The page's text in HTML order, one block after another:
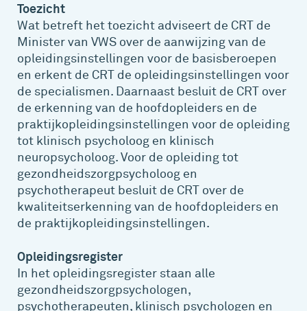
Toezicht
Wat betreft het toezicht adviseert de CRT de
Minister van VWS over de aanwijzing van de
opleidingsinstellingen voor de basisberoepen
en erkent de CRT de opleidingsinstellingen voor
de specialismen. Daarnaast besluit de CRT over
de erkenning van de hoofdopleiders en de
praktijkopleidingsinstellingen voor de opleiding
tot klinisch psycholoog en klinisch
neuropsycholoog. Voor de opleiding tot
gezondheidszorgpsycholoog en
psychotherapeut besluit de CRT over de
kwaliteitserkenning van de hoofdopleiders en
de praktijkopleidingsinstellingen.
Opleidingsregister
In het opleidingsregister staan alle
gezondheidszorgpsychologen,
psychotherapeuten, klinisch psychologen en